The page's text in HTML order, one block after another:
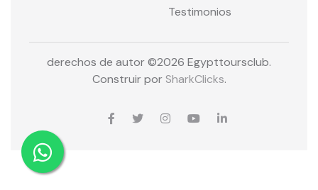
Testimonios
derechos de autor ©2026 Egypttoursclub.
Construir por SharkClicks.